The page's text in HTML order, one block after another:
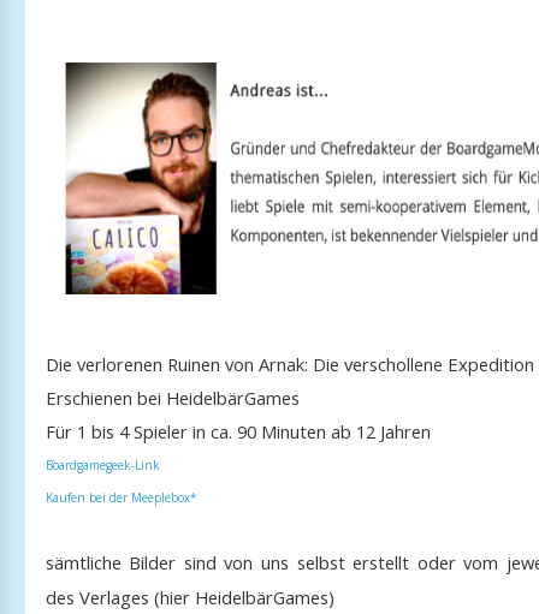
Die verlorenen Ruinen von Arnak: Die verschollene
Erschienen bei HeidelbärGames
Für 1 bis 4 Spieler in ca. 90 Minuten ab 12 Jahren
Boardgamegeek-Link
Kaufen bei der Meeplebox*
sämtliche Bilder sind von uns selbst erstellt oder vom
des Verlages (hier HeidelbärGames)